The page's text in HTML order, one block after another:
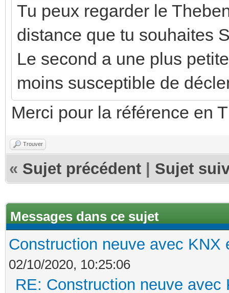
Tu peux regarder le
distance que tu souhaites
Le second a une plus
moins susceptible de
Merci pour la référence en
Trouver
« Sujet précédent Sujet
Messages dans ce sujet
Construction neuve avec KNX
02/10/2020, 10:25:06
RE: Construction neuve avec